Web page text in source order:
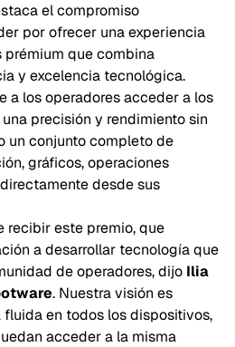
el compromiso
por ofrecer una experiencia
que combina
y excelencia tecnológica.
a los operadores acceder a los
precisión y rendimiento sin
un conjunto completo de
gráficos, operaciones
desde sus
recibir este premio, que
a desarrollar tecnología que
de operadores, dijo Ilia
. Nuestra visión es
en todos los dispositivos,
acceder a la misma